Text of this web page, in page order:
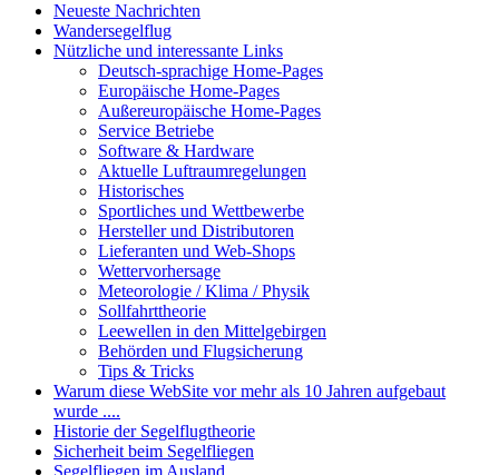
Neueste Nachrichten
Wandersegelflug
Nützliche und interessante Links
Deutsch-sprachige Home-Pages
Europäische Home-Pages
Außereuropäische Home-Pages
Service Betriebe
Software & Hardware
Aktuelle Luftraumregelungen
Historisches
Sportliches und Wettbewerbe
Hersteller und Distributoren
Lieferanten und Web-Shops
Wettervorhersage
Meteorologie / Klima / Physik
Sollfahrttheorie
Leewellen in den Mittelgebirgen
Behörden und Flugsicherung
Tips & Tricks
Warum diese WebSite vor mehr als 10 Jahren aufgebaut
wurde ....
Historie der Segelflugtheorie
Sicherheit beim Segelfliegen
Segelfliegen im Ausland